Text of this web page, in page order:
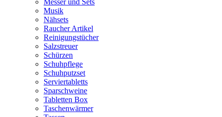
Musik
Nähsets
Raucher Artikel
Reinigungstücher
Salzstreuer
Schürzen
Schuhpflege
Schuhputzset
Serviertabletts
Sparschweine
Tabletten Box
Taschenwärmer